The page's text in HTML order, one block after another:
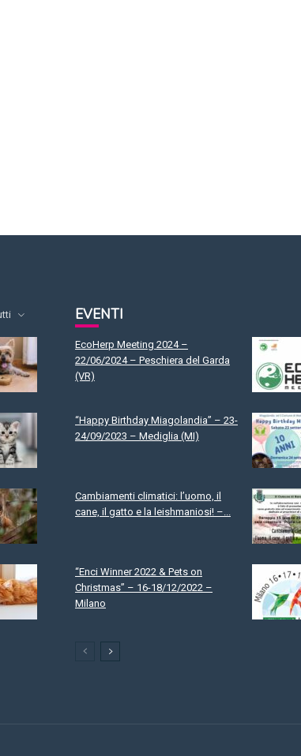
EVENTI
EcoHerp Meeting 2024 –
22/06/2024 – Peschiera del Garda
(VR)
“Happy Birthday Miagolandia” – 23-
24/09/2023 – Mediglia (MI)
Cambiamenti climatici: l’uomo, il
cane, il gatto e la leishmaniosi! –...
“Enci Winner 2022 & Pets on
Christmas” – 16-18/12/2022 –
Milano